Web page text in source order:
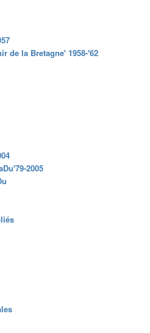
de la Bretagne' 1958-'62
2005